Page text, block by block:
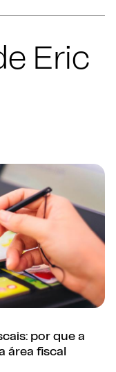
Eric
que a mudança
por que a
área fiscal